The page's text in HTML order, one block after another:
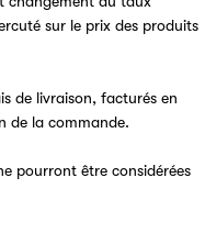
sur le prix des produits
de livraison, facturés en
de la commande.
pourront être considérées